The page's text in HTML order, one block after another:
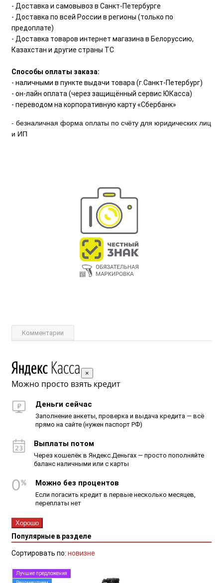
- Доставка и самовывоз в Санкт-Петербурге
- Доставка по всей России в регионы (только по
предоплате)
- Доставка товаров интернет магазина в Белоруссию,
Казахстан и другие страны ТС
Способы оплаты заказа:
- наличными в пункте выдачи товара (г.Санкт-Петербург)
- он-лайн оплата (через защищённый сервис ЮКасса)
- переводом на корпоративную карту «Сбербанк»
- безналичная форма оплаты по счёту для юридических лиц
и ИП
Комментарии
×
Можно просто взять кредит
Деньги сейчас
Заполнение анкеты, проверка и выдача кредита — всё
прямо на сайте (нужен паспорт РФ)
Выплаты потом
Через кошелёк в Яндекс.Деньгах — просто пополняйте
баланс наличными или с карты
Можно без процентов
Если погасить кредит в первые несколько месяцев,
переплаты нет
Хорошо
Популярные в разделе
Сортировать по: новизне
Лучшие предложения